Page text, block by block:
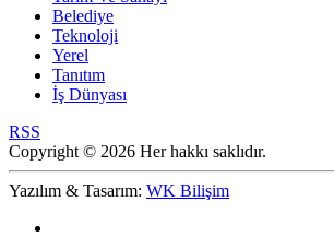
Belediye
Teknoloji
Yerel
Tanıtım
İş Dünyası
RSS
Copyright © 2026 Her hakkı saklıdır.
Yazılım & Tasarım: WK Bilişim